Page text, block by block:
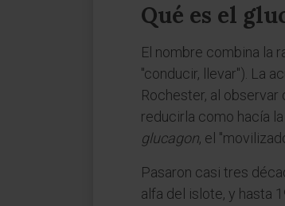
Qué es el
El nombre combina la
"conducir, llevar"). La
Rochester, al
reducirla como hacía
glucagon, el
Pasaron casi tres
alfa del islote, y hasta